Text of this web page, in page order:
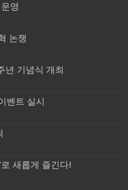
영
논쟁
년 기념식 개최
벤트 실시
새롭게 즐긴다!